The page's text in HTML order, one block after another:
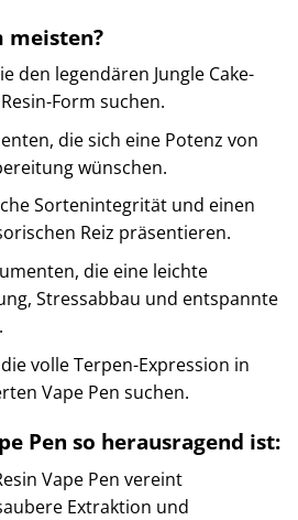
den legendären Jungle Cake-
Form suchen.
die sich eine Potenz von
wünschen.
Sortenintegrität und einen
Reiz präsentieren.
die eine leichte
Stressabbau und entspannte
volle Terpen-Expression in
Vape Pen suchen.
Pen so herausragend ist:
Vape Pen vereint
Extraktion und